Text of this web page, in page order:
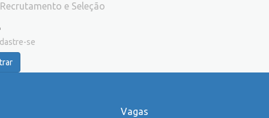
Recrutamento e Seleção
se
Vagas